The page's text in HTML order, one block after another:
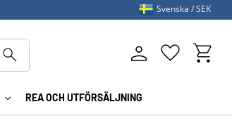
REA OCH UTFÖRSÄLJNING
Favoriter
Svenska SEK